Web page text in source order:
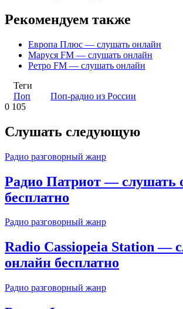
Рекомендуем также
Европа Плюс — слушать онлайн
Маруся FM — слушать онлайн
Ретро FM — слушать онлайн
Теги
Поп
Поп-радио из России
0 105
Слушать следующую
Радио разговорный жанр
Радио Патриот — слушать
бесплатно
Радио разговорный жанр
Radio Cassiopeia Station —
онлайн бесплатно
Радио разговорный жанр